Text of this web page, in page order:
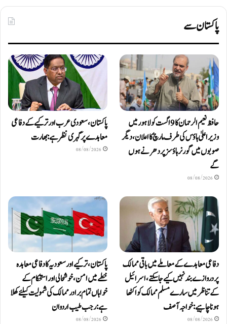
پاکستان سے
حافظ نعیم الرحمان کا 9 اگست کو لاہور میں
وزیر اعلیٰ ہاؤس کی طرف مارچ کا اعلان، دیگر
صوبوں میں گورنر ہاؤسز پر دھرنے ہوں
گے
08/08/2026
پاکستان، سعودی عرب اور ترکیے کے دفاعی
معاہدے پر گہری نظر ہے: بھارت
08/08/2026
دفاعی معاہدےکے معاملے میں باقی ممالک
پر دروازے بند نہیں کیے جاسکتے، اسرائیل
کے تناظر میں سارے مسلم ممالک کو اکٹھا
ہونا چاہیے: خواجہ آصف
08/08/2026
پاکستان، ترکیے اور سعودیہ کا دفاعی معاہدہ
خطے میں امن، خوشحالی اور استحکام کے
خواہاں تمام برادر ممالک کی شمولیت کیلئےکھلا
ہے: رجب طیب اردوان
08/08/2026